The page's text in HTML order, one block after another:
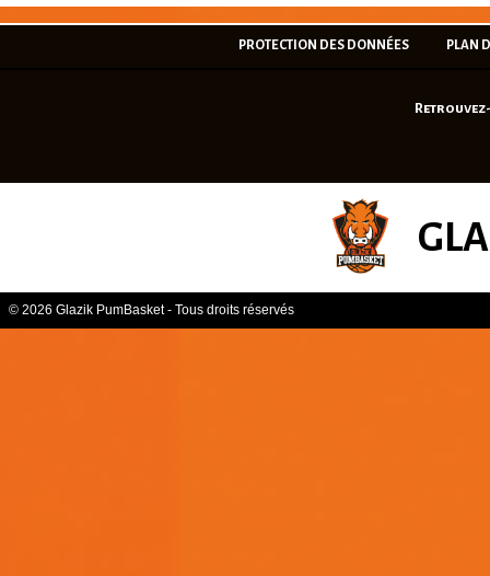
PROTECTION DES DONNÉES PLAN
© 2026 Glazik PumBasket - Tous droits réservés